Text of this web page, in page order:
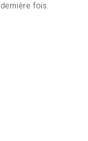
fois.